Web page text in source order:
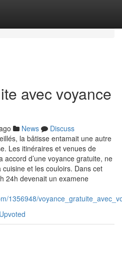
avec voyance
News
Discuss
la bâtisse entamait une autre
Les itinéraires et venues de
d’une voyance gratuite, ne
cuisine et les couloirs. Dans cet
24h devenait un examene
1356948/